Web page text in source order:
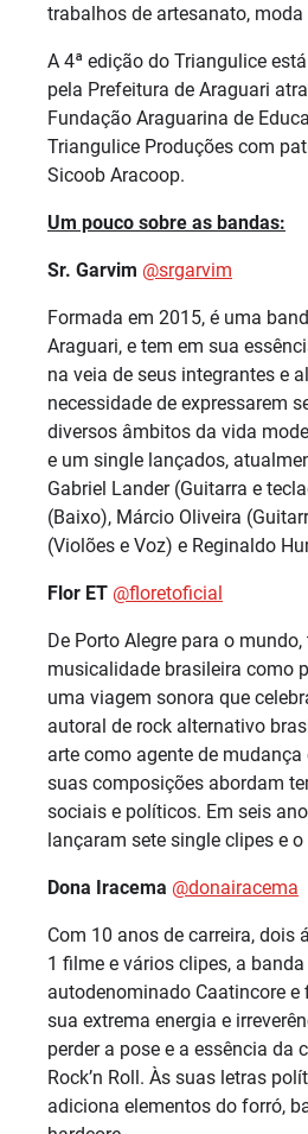
trabalhos de artesanato, moda
A 4ª edição do Triangulice
pela Prefeitura de Araguari
Fundação Araguarina de
Triangulice Produções com
Sicoob Aracoop.
Um pouco sobre as bandas:
Sr. Garvim @srgarvim
Formada em 2015, é uma
Araguari, e tem em sua
na veia de seus integrantes e
necessidade de expressarem
diversos âmbitos da vida
e um single lançados,
Gabriel Lander (Guitarra e
(Baixo), Márcio Oliveira
(Violões e Voz) e Reginaldo
Flor ET @floretoficial
De Porto Alegre para o
musicalidade brasileira como
uma viagem sonora que
autoral de rock alternativo
arte como agente de mudança
suas composições abordam
sociais e políticos. Em seis
lançaram sete single clipes e
Dona Iracema @donairacema
Com 10 anos de carreira, dois
1 filme e vários clipes, a
autodenominado Caatincore
sua extrema energia e
perder a pose e a essência da
Rock’n Roll. Às suas letras
adiciona elementos do forró,